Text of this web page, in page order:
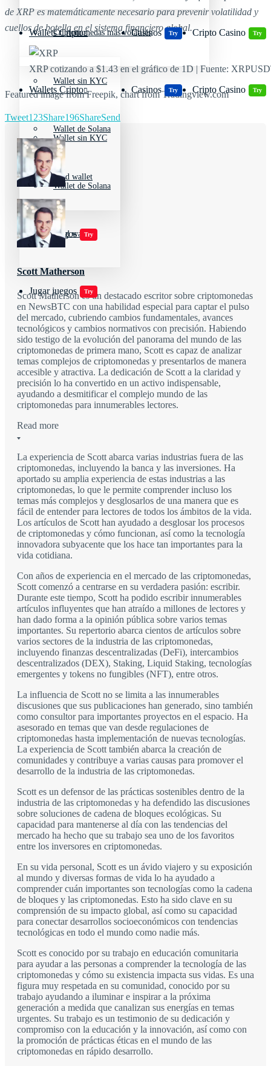
Wallets Cripto
Wallet sin KYC
Wallet de Solana
Cold wallet
Casinos Try Cripto Casino Try
Jugar juegos Try
Criptomonedas más volátiles
Wallets Cripto
Wallet sin KYC
Wallet de Solana
Cold wallet
Casinos Try Cripto Casino Try
Jugar juegos Try
de XRP es matemáticamente necesario para prevenir volatilidad y
cuellos de botella en el sistema financiero global.
XRP cotizando a $1.43 en el gráfico de 1D | Fuente:
Featured image from Freepik, chart from Tradingview.com
Tweet123Share196ShareSend
Scott Matherson
Scott Matherson es un destacado escritor sobre criptomonedas
en NewsBTC con una habilidad especial para captar el pulso
del mercado, cubriendo cambios fundamentales, avances
tecnológicos y cambios normativos con precisión. Habiendo
sido testigo de la evolución del panorama del mundo de las
criptomonedas de primera mano, Scott es capaz de analizar
temas complejos de criptomonedas y presentarlos de manera
accesible y atractiva. La dedicación de Scott a la claridad y
precisión lo ha convertido en un activo indispensable,
ayudando a desmitificar el complejo mundo de las
criptomonedas para innumerables lectores.
Read more
La experiencia de Scott abarca varias industrias fuera de las
criptomonedas, incluyendo la banca y las inversiones. Ha
aportado su amplia experiencia de estas industrias a las
criptomonedas, lo que le permite comprender incluso los
temas más complejos y desglosarlos de una manera que es
fácil de entender para lectores de todos los ámbitos de la vida.
Los artículos de Scott han ayudado a desglosar los procesos
de criptomonedas y cómo funcionan, así como la tecnología
innovadora subyacente que los hace tan importantes para la
vida cotidiana.
Con años de experiencia en el mercado de las criptomonedas,
Scott comenzó a centrarse en su verdadera pasión: escribir.
Durante este tiempo, Scott ha podido escribir innumerables
artículos influyentes que han atraído a millones de lectores y
han dado forma a la opinión pública sobre varios temas
importantes. Su repertorio abarca cientos de artículos sobre
varios sectores de la industria de las criptomonedas,
incluyendo finanzas descentralizadas (DeFi), intercambios
descentralizados (DEX), Staking, Liquid Staking, tecnologías
emergentes y tokens no fungibles (NFT), entre otros.
La influencia de Scott no se limita a las innumerables
discusiones que sus publicaciones han generado, sino también
como consultor para importantes proyectos en el espacio. Ha
asesorado en temas que van desde regulaciones de
criptomonedas hasta implementación de nuevas tecnologías.
La experiencia de Scott también abarca la creación de
comunidades y contribuye a varias causas para promover el
desarrollo de la industria de las criptomonedas.
Scott es un defensor de las prácticas sostenibles dentro de la
industria de las criptomonedas y ha defendido las discusiones
sobre soluciones de cadena de bloques ecológicas. Su
capacidad para mantenerse al día con las tendencias del
mercado ha hecho que su trabajo sea uno de los favoritos
entre los inversores en criptomonedas.
En su vida personal, Scott es un ávido viajero y su exposición
al mundo y diversas formas de vida lo ha ayudado a
comprender cuán importantes son tecnologías como la cadena
de bloques y las criptomonedas. Esto ha sido clave en su
comprensión de su impacto global, así como su capacidad
para conectar desarrollos socioeconómicos con tendencias
tecnológicas en todo el mundo como nadie más.
Scott es conocido por su trabajo en educación comunitaria
para ayudar a las personas a comprender la tecnología de las
criptomonedas y cómo su existencia impacta sus vidas. Es una
figura muy respetada en su comunidad, conocido por su
trabajo ayudando a iluminar e inspirar a la próxima
generación a medida que canalizan sus energías en temas
urgentes. Su trabajo es un testimonio de su dedicación y
compromiso con la educación y la innovación, así como con
la promoción de prácticas éticas en el mundo de las
criptomonedas en rápido desarrollo.